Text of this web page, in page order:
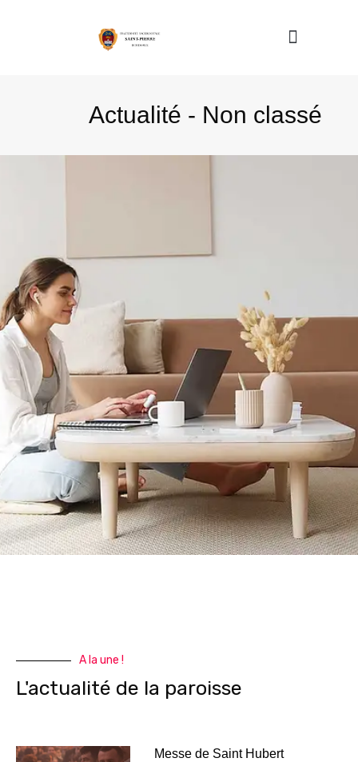
Actualité - Non classé
A la une !
L'actualité de la paroisse
Messe de Saint Hubert